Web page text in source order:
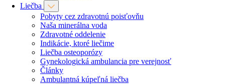
Liečba
Pobyty cez zdravotnú poisťovňu
Naša minerálna voda
Zdravotné oddelenie
Indikácie, ktoré liečime
Liečba osteoporózy
Gynekologická ambulancia pre verejnosť
Články
Ambulantná kúpeľná liečba